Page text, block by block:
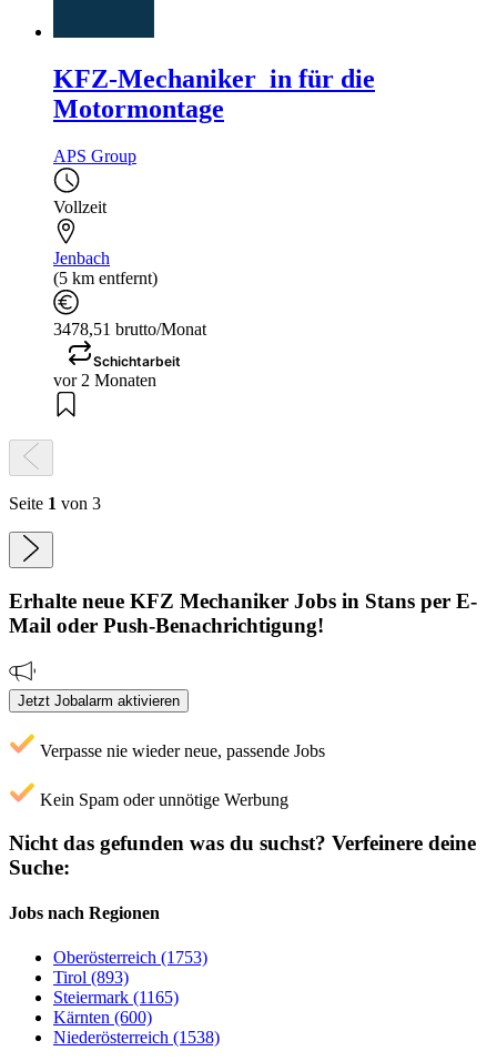
KFZ-Mechaniker_in für die
Motormontage
APS Group
Vollzeit
Jenbach
(5 km entfernt)
3478,51 brutto/Monat
Schichtarbeit
vor 2 Monaten
Seite 1 von 3
Erhalte neue KFZ Mechaniker Jobs in Stans per E-
Mail oder Push-Benachrichtigung!
Jetzt Jobalarm aktivieren
Verpasse nie wieder neue, passende Jobs
Kein Spam oder unnötige Werbung
Nicht das gefunden was du suchst? Verfeinere deine
Suche:
Jobs nach Regionen
Oberösterreich (1753)
Tirol (893)
Steiermark (1165)
Kärnten (600)
Niederösterreich (1538)